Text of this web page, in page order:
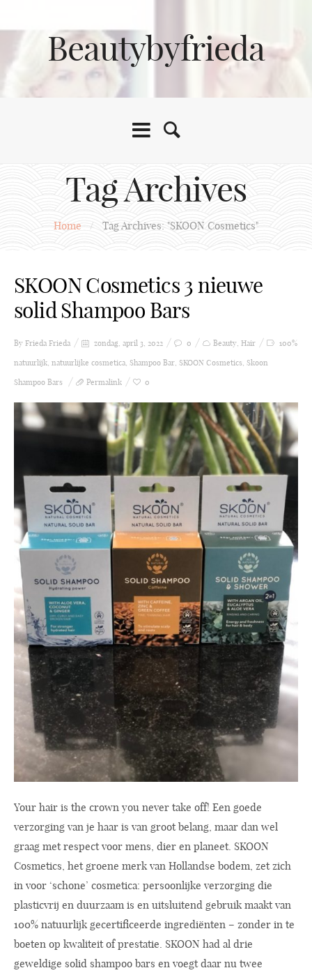
Beautybyfrieda
Tag Archives
Home / Tag Archives: "SKOON Cosmetics"
SKOON Cosmetics 3 nieuwe
solid Shampoo Bars
By Frieda Frieda zondag, april 3, 2022 0 Beauty, Hair
100%
natuurlijk, natuurlijke cosmetica, Shampoo Bar, SKOON Cosmetics, Skoon
Shampoo Bars
Permalink 0
Your hair is the crown you never take off! Een goede
verzorging van je haar is van groot belang, maar dan wel
graag met respect voor mens, dier en planeet. SKOON
Cosmetics, het groene merk van Hollandse bodem, zet zich
in voor ‘schone’ cosmetica: persoonlijke verzorging die
plasticvrij en duurzaam is en uitsluitend gebruik maakt van
100% natuurlijk gecertificeerde ingrediënten – zonder in te
boeten op kwaliteit of prestatie. SKOON had al drie
geweldige solid shampoo bars en voegt daar nu twee